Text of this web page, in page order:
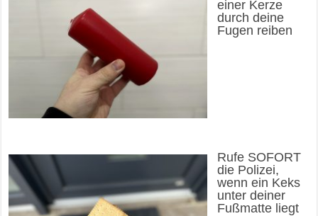
einer Kerze
durch deine
Fugen reiben
Rufe SOFORT
die Polizei,
wenn ein Keks
unter deiner
Fußmatte liegt